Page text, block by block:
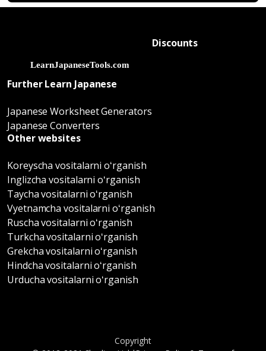
Discounts
Further Learn Japanese
Japanese Worksheet Generators
Japanese Converters
Other websites
Koreyscha vositalarni oʻrganish
Inglizcha vositalarni oʻrganish
Taycha vositalarni oʻrganish
Vyetnamcha vositalarni oʻrganish
Ruscha vositalarni oʻrganish
Turkcha vositalarni oʻrganish
Grekcha vositalarni oʻrganish
Hindcha vositalarni oʻrganish
Urducha vositalarni oʻrganish
Copyright